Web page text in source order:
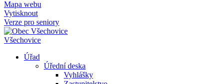
Mapa webu
Vytisknout
Verze pro seniory
Všechovice
Úřad
Úřední deska
Vyhlášky